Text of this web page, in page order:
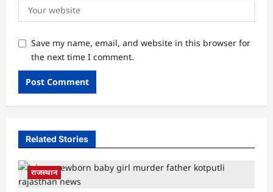
Save my name, email, and website in this browser for
the next time I comment.
Related Stories
राजस्थान